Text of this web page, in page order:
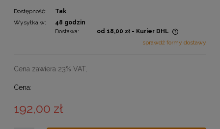
Dostępność:
Tak
Wysyłka w:
48 godzin
Dostawa:
od 18,00 zł - Kurier DHL
Cena nie zawiera ewentualnych kosztów płatności
sprawdź formy dostawy
Cena zawiera 23% VAT,
Cena:
192,00 zł